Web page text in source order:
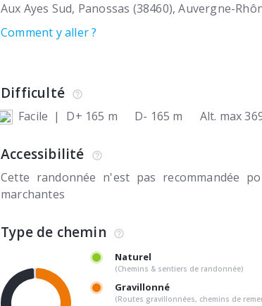
Aux Ayes Sud Panossas (38460) Auvergne-
Comment y aller ?
Difficulté
Facile | D+ 165 m D- 165 m Alt. max
Accessibilité
Cette randonnée n'est pas recommandée
marchantes
Type de chemin
Naturel
(Chemins & sentiers de randonnée)
Gravillonné
(Routes gravillonnées, chemins de